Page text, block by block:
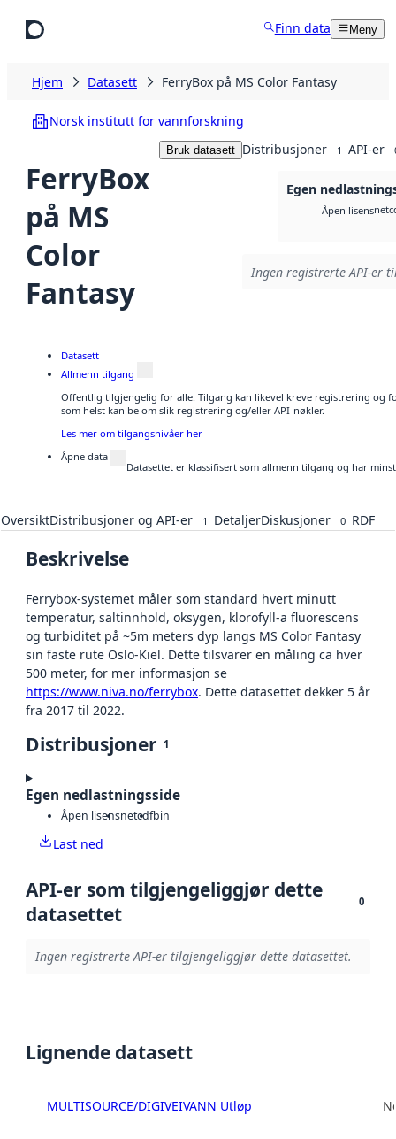
Finn data Meny
Hjem Datasett FerryBox på MS Color Fantasy
Norsk institutt for vannforskning
FerryBox
på MS
Color
Fantasy
Bruk datasett Distribusjoner 1 API-er
Egen
Åpen lisens
Ingen registrerte API-er
Datasett
Allmenn tilgang
Offentlig tilgjengelig for alle. Tilgang kan likevel kreve registrering og
som helst kan be om slik registrering og/eller API-nøkler.
Les mer om tilgangsnivåer her
Åpne data
Datasettet er klassifisert som allmenn tilgang og har
OversiktDistribusjoner og API-er 1 DetaljerDiskusjoner 0 RDF
Beskrivelse
Ferrybox-systemet måler som standard hvert minutt
temperatur, saltinnhold, oksygen, klorofyll-a fluorescens
og turbiditet på ~5m meters dyp langs MS Color Fantasy
sin faste rute Oslo-Kiel. Dette tilsvarer en måling ca hver
500 meter, for mer informasjon se
https://www.niva.no/ferrybox. Dette datasettet dekker 5 år
fra 2017 til 2022.
Distribusjoner 1
Egen nedlastningsside
Åpen lisensnetcdfbin
Last ned
API-er som tilgjengeliggjør dette
datasettet
0
Ingen registrerte API-er tilgjengeliggjør dette datasettet.
Lignende datasett
MULTISOURCE/DIGIVEIVANN Utløp